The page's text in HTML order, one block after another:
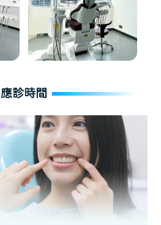
應診時間